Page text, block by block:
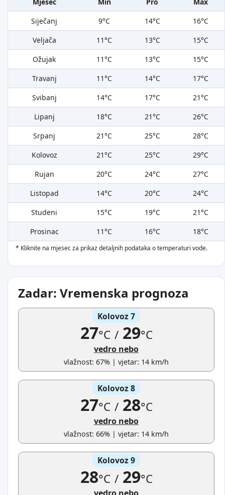
Siječanj
9°C 14°C
16°C
Veljača
11°C 13°C
15°C
Ožujak
11°C 13°C
15°C
Travanj
11°C 14°C
17°C
Svibanj
14°C 17°C
21°C
Lipanj
18°C 21°C
26°C
Srpanj
21°C 25°C
28°C
Kolovoz
21°C 25°C
29°C
Rujan
20°C 24°C
27°C
Listopad
14°C 20°C
24°C
Studeni
15°C 19°C
21°C
Prosinac
11°C 16°C 18°C
* Kliknite na mjesec za prikaz detaljnih podataka o temperaturi vode.
Zadar: Vremenska prognoza
Kolovoz 7
27°C /29°C
vedro nebo
vlažnost: 67% | vjetar: 14 km/h
Kolovoz 8
27°C /28°C
vedro nebo
vlažnost: 66% | vjetar: 14 km/h
Kolovoz 9
28°C /29°C